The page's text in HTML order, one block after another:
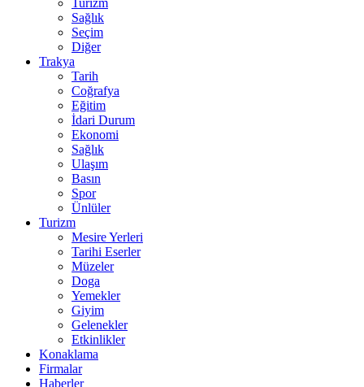
Sağlık
Seçim
Diğer
Trakya
Tarih
Coğrafya
Eğitim
İdari Durum
Ekonomi
Sağlık
Ulaşım
Basın
Spor
Ünlüler
Turizm
Mesire Yerleri
Tarihi Eserler
Müzeler
Doga
Yemekler
Giyim
Gelenekler
Etkinlikler
Konaklama
Firmalar
Haberler